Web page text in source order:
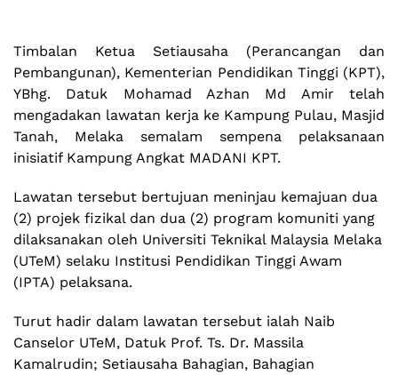
Timbalan Ketua Setiausaha (Perancangan dan
Pembangunan), Kementerian Pendidikan Tinggi (KPT),
YBhg. Datuk Mohamad Azhan Md Amir telah
mengadakan lawatan kerja ke Kampung Pulau, Masjid
Tanah, Melaka semalam sempena pelaksanaan
inisiatif Kampung Angkat MADANI KPT.
Lawatan tersebut bertujuan meninjau kemajuan dua
(2) projek fizikal dan dua (2) program komuniti yang
dilaksanakan oleh Universiti Teknikal Malaysia Melaka
(UTeM) selaku Institusi Pendidikan Tinggi Awam
(IPTA) pelaksana.
Turut hadir dalam lawatan tersebut ialah Naib
Canselor UTeM, Datuk Prof. Ts. Dr. Massila
Kamalrudin; Setiausaha Bahagian, Bahagian